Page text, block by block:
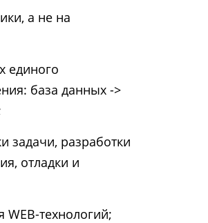
а не на
единого
база данных ->
задачи, разработки
отладки и
WEB-технологий;